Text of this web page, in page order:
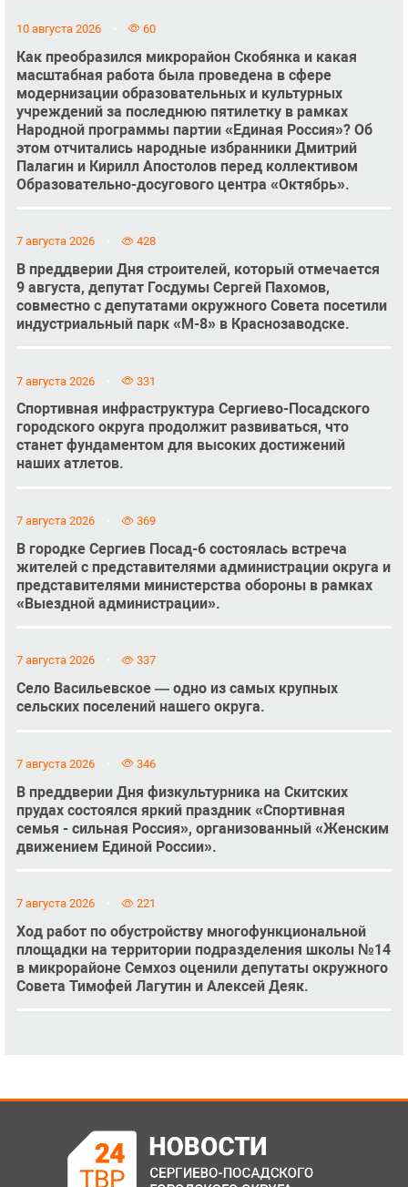
10 августа 2026 60
Как преобразился микрорайон Скобянка и какая
масштабная работа была проведена в сфере
модернизации образовательных и культурных
учреждений за последнюю пятилетку в рамках
Народной программы партии «Единая Россия»? Об
этом отчитались народные избранники Дмитрий
Палагин и Кирилл Апостолов перед коллективом
Образовательно-досугового центра «Октябрь».
7 августа 2026 428
В преддверии Дня строителей, который отмечается
9 августа, депутат Госдумы Сергей Пахомов,
совместно с депутатами окружного Совета посетили
индустриальный парк «М-8» в Краснозаводске.
7 августа 2026 331
Спортивная инфраструктура Сергиево-Посадского
городского округа продолжит развиваться, что
станет фундаментом для высоких достижений
наших атлетов.
7 августа 2026 369
В городке Сергиев Посад-6 состоялась встреча
жителей с представителями администрации округа и
представителями министерства обороны в рамках
«Выездной администрации».
7 августа 2026 337
Село Васильевское — одно из самых крупных
сельских поселений нашего округа.
7 августа 2026 346
В преддверии Дня физкультурника на Скитских
прудах состоялся яркий праздник «Спортивная
семья - сильная Россия», организованный «Женским
движением Единой России».
7 августа 2026 221
Ход работ по обустройству многофункциональной
площадки на территории подразделения школы №14
в микрорайоне Семхоз оценили депутаты окружного
Совета Тимофей Лагутин и Алексей Деяк.